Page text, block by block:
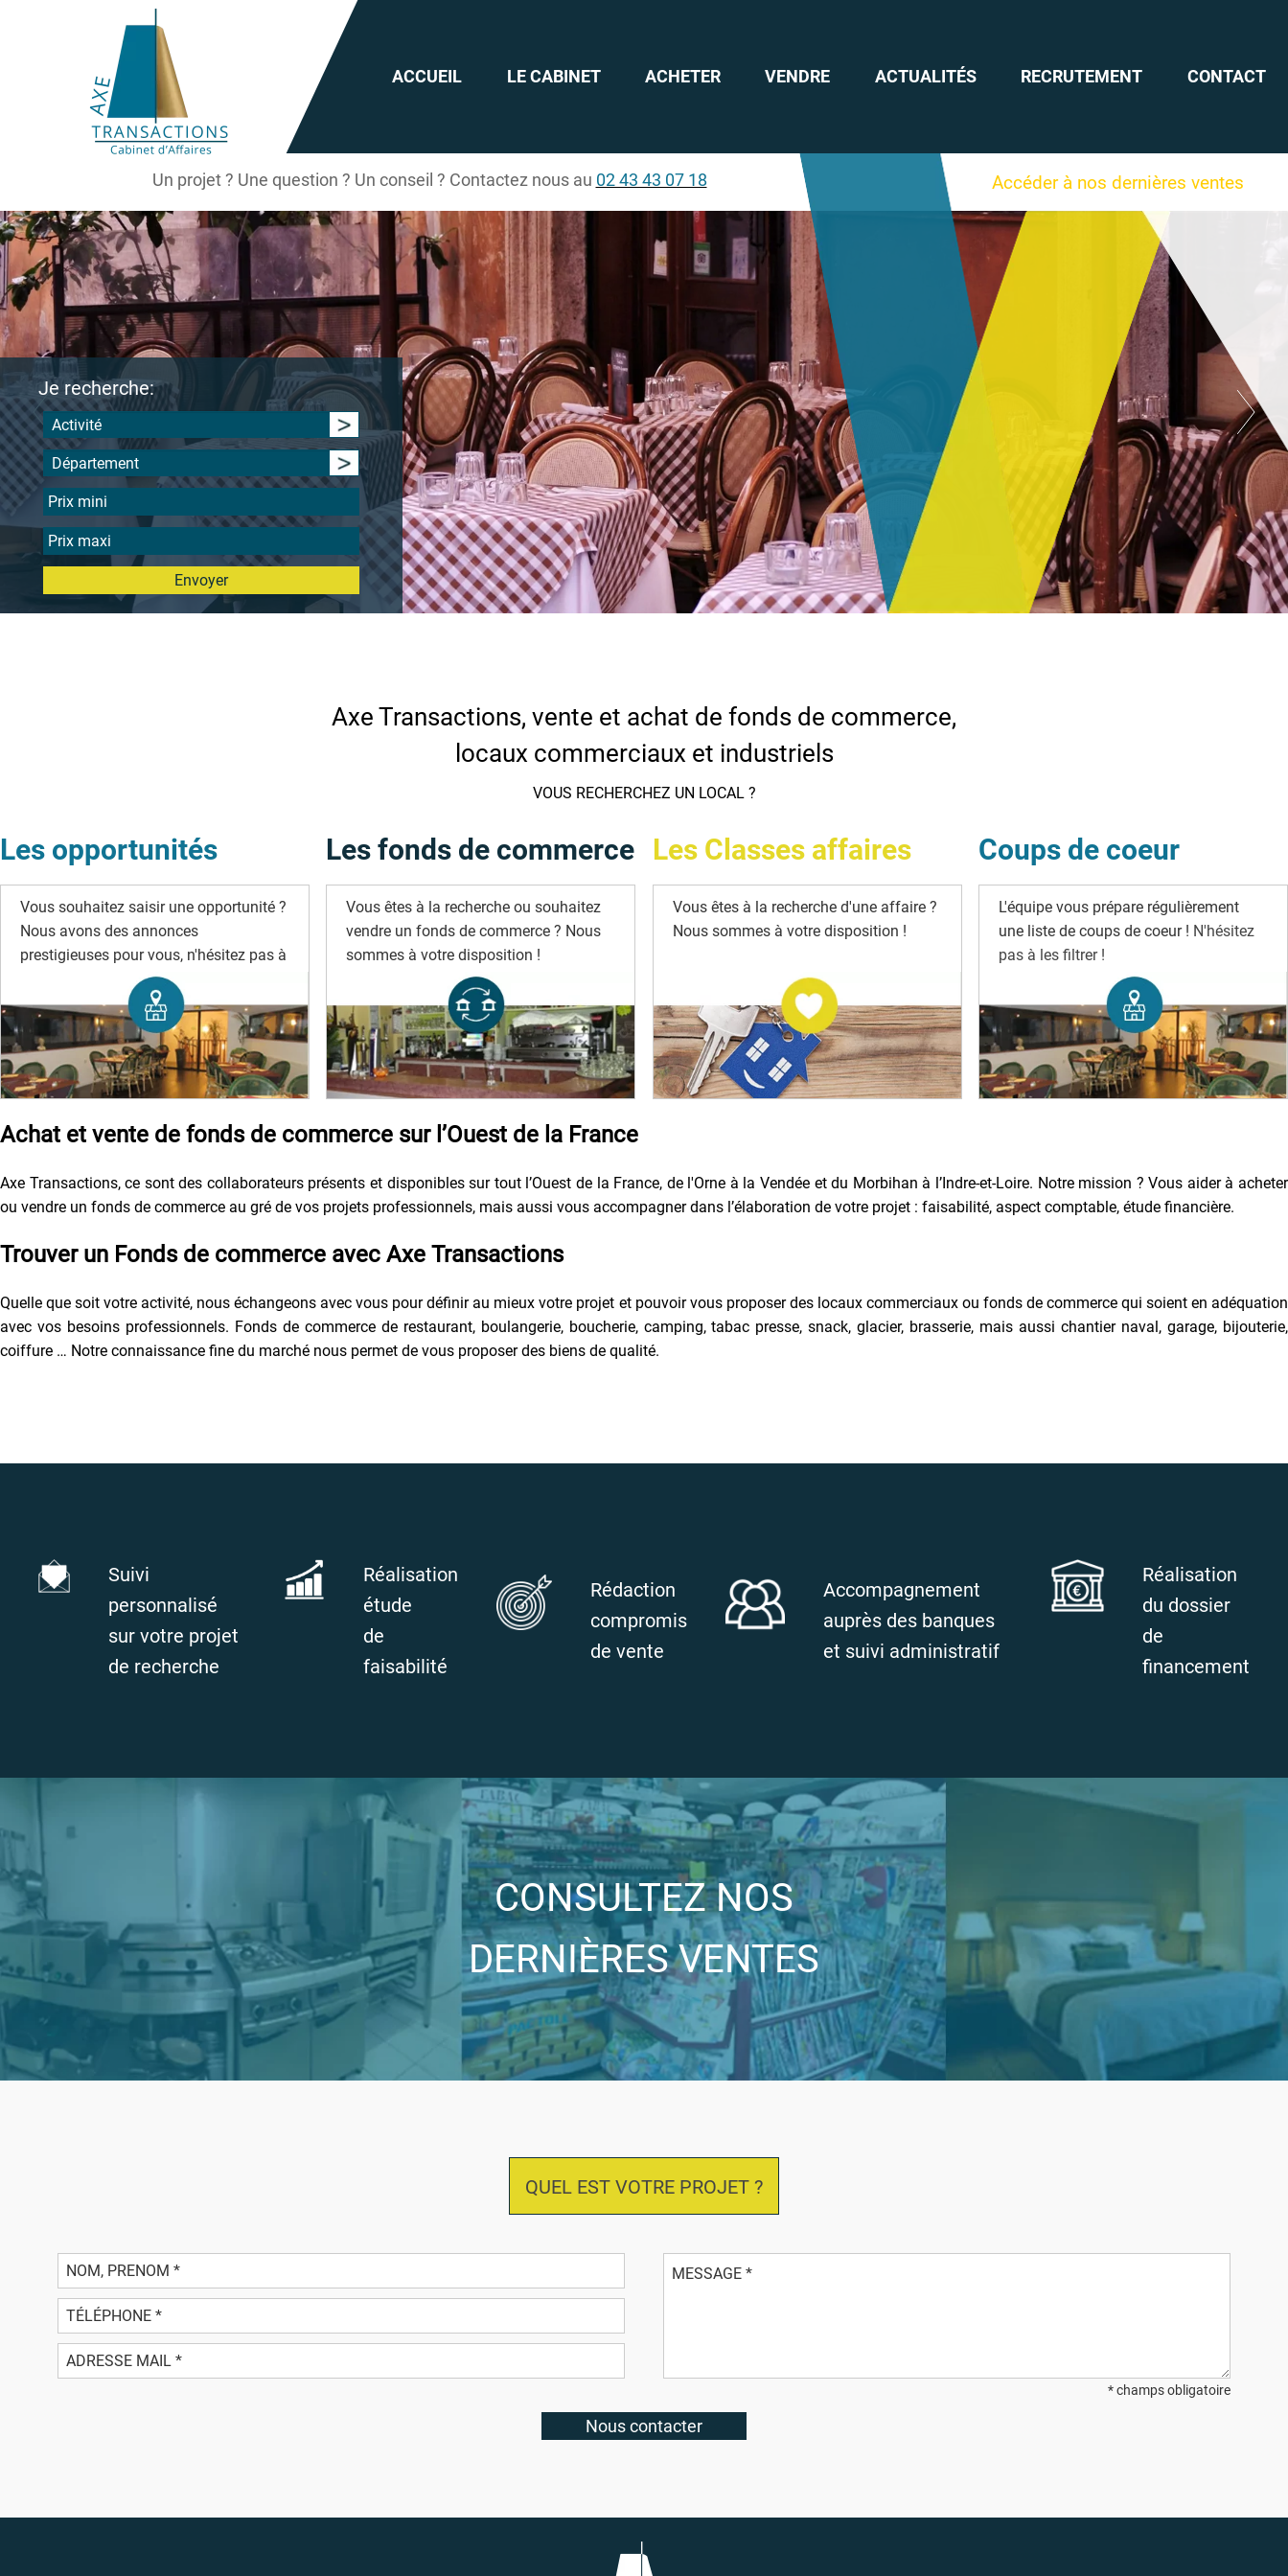
ACCUEIL LE CABINET ACHETER VENDRE ACTUALITÉS RECRUTEMENT CONTACT
Un projet ? Une question ? Un conseil ? Contactez nous au 02 43 43 07 18 Accéder à nos dernières ventes
Je recherche:
Activité
Département
Envoyer
Axe Transactions, vente et achat de fonds de commerce,
locaux commerciaux et industriels
VOUS RECHERCHEZ UN LOCAL ?
Les opportunités
Vous souhaitez saisir une opportunité ?
Nous avons des annonces
prestigieuses pour vous, n'hésitez pas à
Les fonds de commerce
Vous êtes à la recherche ou souhaitez
vendre un fonds de commerce ? Nous
sommes à votre disposition !
Les Classes affaires
Vous êtes à la recherche d'une affaire ?
Nous sommes à votre disposition !
Coups de coeur
L'équipe vous prépare régulièrement
une liste de coups de coeur ! N'hésitez
pas à les filtrer !
Achat et vente de fonds de commerce sur l’Ouest de la France
Axe Transactions, ce sont des collaborateurs présents et disponibles sur tout l’Ouest de la France, de l'Orne à la Vendée et du Morbihan à l’Indre-et-Loire. Notre mission ? Vous aider à acheter
ou vendre un fonds de commerce au gré de vos projets professionnels, mais aussi vous accompagner dans l’élaboration de votre projet : faisabilité, aspect comptable, étude financière.
Trouver un Fonds de commerce avec Axe Transactions
Quelle que soit votre activité, nous échangeons avec vous pour définir au mieux votre projet et pouvoir vous proposer des locaux commerciaux ou fonds de commerce qui soient en adéquation
avec vos besoins professionnels. Fonds de commerce de restaurant, boulangerie, boucherie, camping, tabac presse, snack, glacier, brasserie, mais aussi chantier naval, garage, bijouterie,
coiffure … Notre connaissance fine du marché nous permet de vous proposer des biens de qualité.
Suivi
personnalisé
sur votre projet
de recherche
Réalisation
étude
de
faisabilité
Rédaction
compromis
de vente
Accompagnement
auprès des banques
et suivi administratif
Réalisation
du dossier
de
financement
CONSULTEZ NOS
DERNIÈRES VENTES
QUEL EST VOTRE PROJET ?
* champs obligatoire